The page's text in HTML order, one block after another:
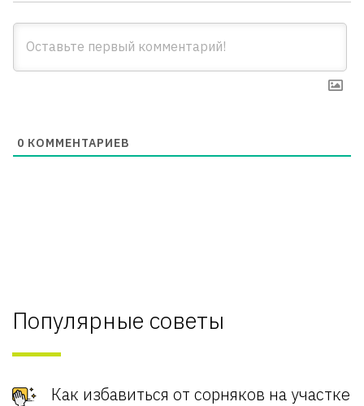
0 КОММЕНТАРИЕВ
Популярные советы
Как избавиться от сорняков на участке